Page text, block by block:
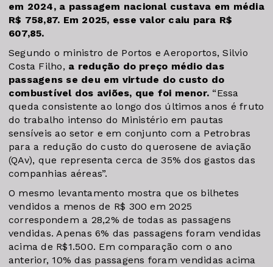
em 2024, a passagem nacional custava em média
R$ 758,87. Em 2025, esse valor caiu para R$
607,85.
Segundo o ministro de Portos e Aeroportos, Silvio
Costa Filho, a redução do preço médio das
passagens se deu em virtude do custo do
combustível dos aviões, que foi menor. “Essa
queda consistente ao longo dos últimos anos é fruto
do trabalho intenso do Ministério em pautas
sensíveis ao setor e em conjunto com a Petrobras
para a redução do custo do querosene de aviação
(QAv), que representa cerca de 35% dos gastos das
companhias aéreas”.
O mesmo levantamento mostra que os bilhetes
vendidos a menos de R$ 300 em 2025
correspondem a 28,2% de todas as passagens
vendidas. Apenas 6% das passagens foram vendidas
acima de R$1.500. Em comparação com o ano
anterior, 10% das passagens foram vendidas acima